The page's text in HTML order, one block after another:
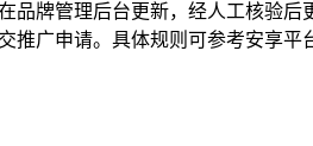
牌管理后台更新，经人工核验后
广申请。具体规则可参考安享平